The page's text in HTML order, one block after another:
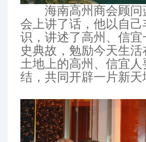
海南高州商会顾问
会上讲了话，他以自己
识，讲述了高州、信宜
史典故，勉励今天生活
土地上的高州、信宜人
结，共同开辟一片新天